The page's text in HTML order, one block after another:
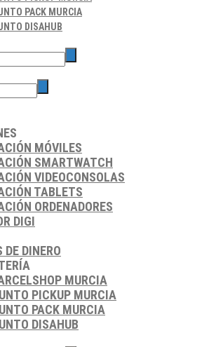
PACK MURCIA
DISAHUB
MÓVILES
SMARTWATCH
VIDEOCONSOLAS
TABLETS
ORDENADORES
DIGI
DE DINERO
MURCIA
PICKUP MURCIA
PACK MURCIA
DISAHUB